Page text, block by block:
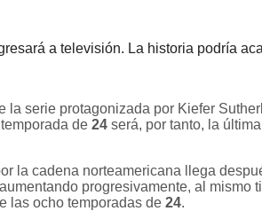
a televisión. La historia podría
la serie protagonizada por Kiefer
de 24 será, por tanto, la
la cadena norteamericana llega
progresivamente, al mismo
las ocho temporadas de 24.